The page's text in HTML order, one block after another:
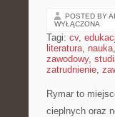
POSTED BY
WYŁĄCZONA
Tagi: cv,
literatura, nauka,
zawodowy,
zatrudnienie,
Rymar to
cieplnych oraz